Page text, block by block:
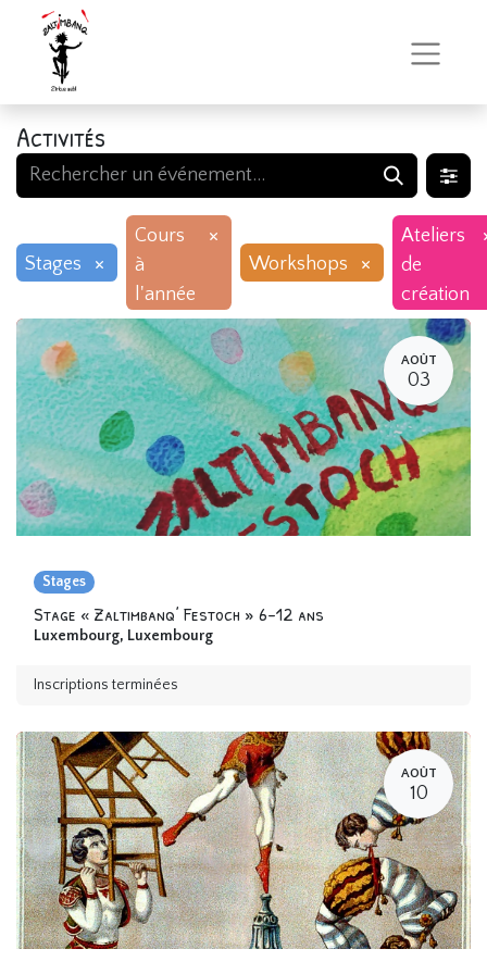
Activités
Stages ×
Cours
à
l'année
×
Workshops ×
Ateliers
de
création
AOÛT
03
Stages
Stage « Zaltimbanq’ Festoch » 6-12 ans
Luxembourg, Luxembourg
Inscriptions terminées
AOÛT
10